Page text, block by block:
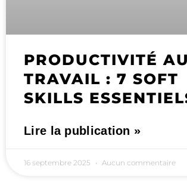
PRODUCTIVITÉ AU
TRAVAIL : 7 SOFT
SKILLS
Lire la publication »
16 septembre 2025 Aucun commentaire